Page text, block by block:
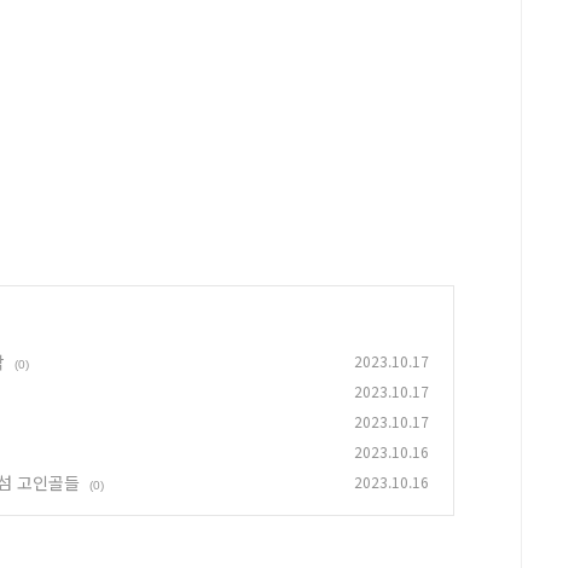
(0) 2023.10.17
2023.10.17
2023.10.17
2023.10.16
고인골들 (0) 2023.10.16